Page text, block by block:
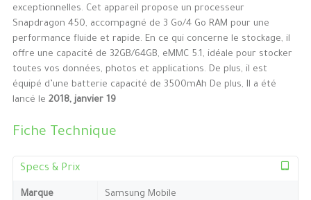
exceptionnelles. Cet appareil propose un processeur
Snapdragon 450, accompagné de 3 Go/4 Go RAM pour une
performance fluide et rapide. En ce qui concerne le stockage, il
offre une capacité de 32GB/64GB, eMMC 5.1, idéale pour stocker
toutes vos données, photos et applications. De plus, il est
équipé d’une batterie capacité de 3500mAh De plus, Il a été
lancé le 2018, janvier 19
Fiche Technique
Specs & Prix
Marque Samsung Mobile